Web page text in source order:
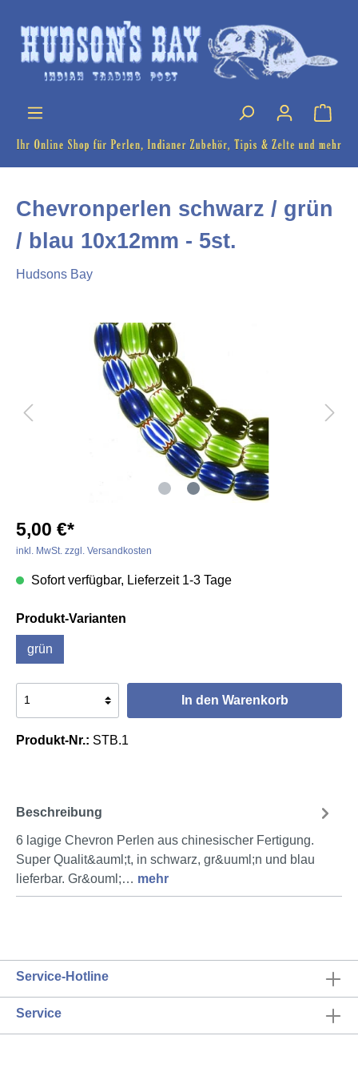
Chevronperlen schwarz / grün
/ blau 10x12mm - 5st.
Hudsons Bay
5,00 €*
inkl. MwSt. zzgl. Versandkosten
Sofort verfügbar, Lieferzeit 1-3 Tage
Produkt-Varianten
grün
In den Warenkorb
Produkt-Nr.: STB.1
Beschreibung
6 lagige Chevron Perlen aus chinesischer Fertigung.
Super Qualit&auml;t, in schwarz, gr&uuml;n und blau
lieferbar. Gr&ouml;… mehr
Service-Hotline
Service